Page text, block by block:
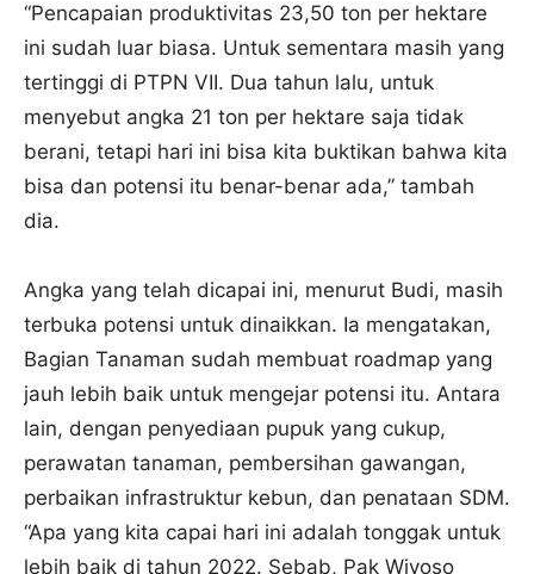
“Pencapaian produktivitas 23,50 ton per hektare
ini sudah luar biasa. Untuk sementara masih yang
tertinggi di PTPN VII. Dua tahun lalu, untuk
menyebut angka 21 ton per hektare saja tidak
berani, tetapi hari ini bisa kita buktikan bahwa kita
bisa dan potensi itu benar-benar ada,” tambah
dia.
Angka yang telah dicapai ini, menurut Budi, masih
terbuka potensi untuk dinaikkan. Ia mengatakan,
Bagian Tanaman sudah membuat roadmap yang
jauh lebih baik untuk mengejar potensi itu. Antara
lain, dengan penyediaan pupuk yang cukup,
perawatan tanaman, pembersihan gawangan,
perbaikan infrastruktur kebun, dan penataan SDM.
“Apa yang kita capai hari ini adalah tonggak untuk
lebih baik di tahun 2022. Sebab, Pak Wiyoso